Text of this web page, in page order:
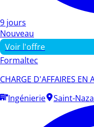
9 jours
Nouveau
Voir l'offre
Formaltec
CHARGE D'AFFAIRES EN
Ingénierie
Saint-